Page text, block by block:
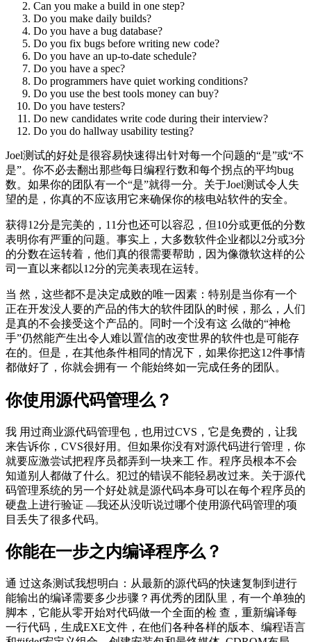
Can you make a build in one step?
Do you make daily builds?
Do you have a bug database?
Do you fix bugs before writing new code?
Do you have an up-to-date schedule?
Do you have a spec?
Do programmers have quiet working conditions?
Do you use the best tools money can buy?
Do you have testers?
Do new candidates write code during their interview?
Do you do hallway usability testing?
Joel测试的好处是很容易快速得出针对每一个问题的“是”或“不
是”。你不必去翻出那些每日编程行数和每个拐点的平均bug
数。如果你的团队有一个“是”就得一分。关于Joel测试令人失
望的是，你真的不应该用它来确保你的核电站软件的安全。
获得12分是完美的，11分也还可以容忍，但10分或更低的分数
表明你有严重的问题。事实上，大多数软件企业都以2分或3分
的分数在运转着，他们真的很需要帮助，因为像微软这样的公
司一直以来都以12分的完美表现在运转。
当 然，这些都不是决定成败的唯一因素：特别是当你有一个
正在开发没人要的产品的伟大的软件团队的时候，那么，人们
是真的不会接受这个产品的。同时一个没有这 么做的“神枪
手”仍然能产生出令人难以置信的改变世界的软件也是可能存
在的。但是，在其他条件相同的情况下，如果你把这12件事情
都做好了，你就会拥有一 个能始终如一完成任务的团队。
你使用源代码管理么？
我 用过商业源代码管理包，也用过CVS，它是免费的，让我
来告诉你，CVS很好用。但如果你没有对源代码进行管理，你
就要应激尝试把程序员都弄到一块来工 作。程序员根本不会
知道别人都做了什么。犯过的错误不能轻易改过来。关于源代
码管理系统的另一个好处就是源代码本身可以在每个程序员的
硬盘上进行验证 —我还从没听说过哪个使用源代码管理的项
目丢失了很多代码。
你能在一步之内编译程序么？
通 过这条测试我想明白：从最新的源代码的快速复制到进行
能输出的编译需要多少步骤？再优秀的团队里，有一个单独的
脚本，它能从零开始对代码做一个全面的检 查，重新编译每
一行代码，生成EXE文件，在他们各种各样的版本、编程语言